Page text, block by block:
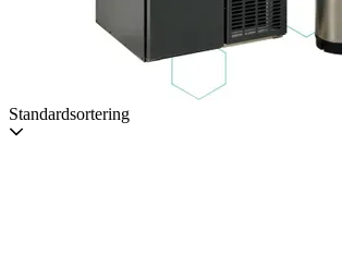
Standardsortering